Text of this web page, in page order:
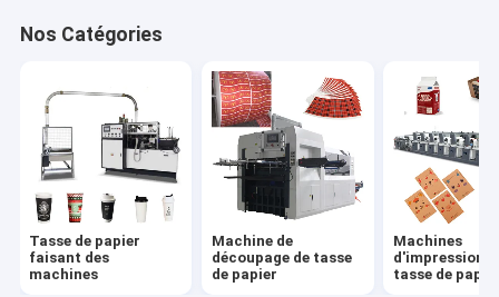
Machines de fente de papier
Machine de couvercle de tasse
Matière première de tasse de papier
Nos Catégories
Tasse de papier
faisant des
machines
Machine de
découpage de tasse
de papier
Machines
d'impression
tasse de